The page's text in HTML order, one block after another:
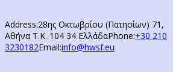
Address:28ης Οκτωβρίου (Πατησίων) 71,
Αθήνα Τ.Κ. 104 34 ΕλλάδαPhone:+30 210
3230182Email:info@hwsf.eu